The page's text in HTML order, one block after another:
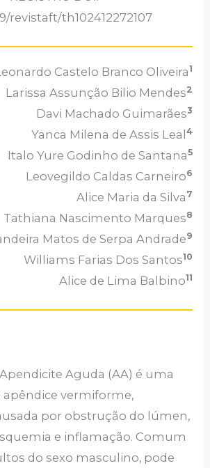
revistaft/th102412272107
Castelo Branco Oliveira1
Larissa Assunção Bilio Mendes2
Davi Machado Guimarães3
Yanca Milena de Assis Leal4
Italo Yure Godinho de Santana5
Leovegildo Caldas Carneiro6
Alice Maria da Silva 7
Tathiana Nascimento Marques8
Matos de Serpa Andrade9
Williams Farias Dos Santos10
Alice de Lima Balbino11
Apendicite Aguda (AA) é uma
vermiforme,
por obstrução do lúmen,
e inflamação. Comum
do sexo masculino, pode